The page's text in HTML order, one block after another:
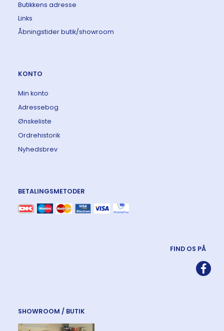
Butikkens adresse
Links
Åbningstider butik/showroom
KONTO
Min konto
Adressebog
Ønskeliste
Ordrehistorik
Nyhedsbrev
BETALINGSMETODER
FIND OS PÅ
SHOWROOM / BUTIK